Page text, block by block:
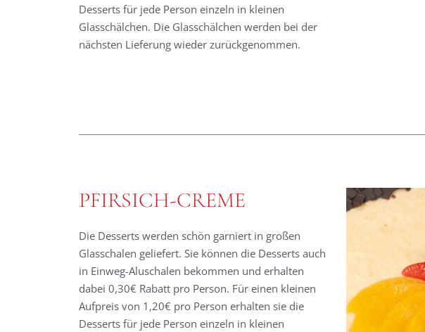
Desserts für jede Person einzeln in kleinen
Glasschälchen. Die Glasschälchen werden bei der
nächsten Lieferung wieder zurückgenommen.
PFIRSICH-CREME
Die Desserts werden schön garniert in großen
Glasschalen geliefert. Sie können die Desserts auch
in Einweg-Aluschalen bekommen und erhalten
dabei 0,30€ Rabatt pro Person. Für einen kleinen
Aufpreis von 1,20€ pro Person erhalten sie die
Desserts für jede Person einzeln in kleinen